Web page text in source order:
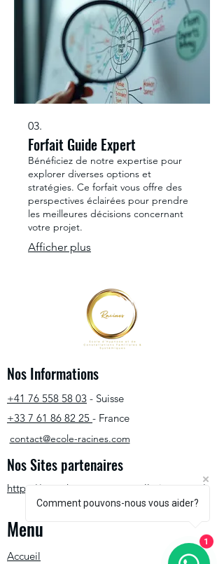
03.
Forfait Guide Expert
Bénéficiez de notre expertise pour
explorer diverses options et
stratégies. Ce forfait vous offre des
perspectives éclairées pour prendre
les meilleures décisions concernant
votre projet.
Afficher plus
Nos Informations
+41 76 558 58 03 - Suisse
+33 7 61 86 82 25 - France
contact@ecole-racines.com
Nos Sites partenaires
https://www.hypnoseetconstellations.com/
Menu
Accueil
Comment pouvons-nous vous aider?
1